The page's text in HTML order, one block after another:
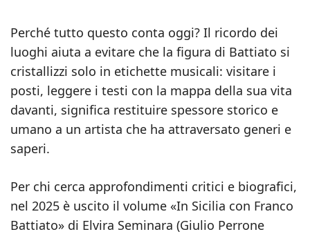
Perché tutto questo conta oggi? Il ricordo dei
luoghi aiuta a evitare che la figura di Battiato si
cristallizzi solo in etichette musicali: visitare i
posti, leggere i testi con la mappa della sua vita
davanti, significa restituire spessore storico e
umano a un artista che ha attraversato generi e
saperi.
Per chi cerca approfondimenti critici e biografici,
nel 2025 è uscito il volume «In Sicilia con Franco
Battiato» di Elvira Seminara (Giulio Perrone